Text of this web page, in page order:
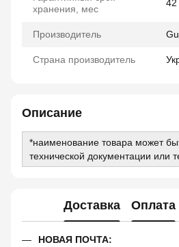
хранения, мес
42
Производитель
Страна производитель
Описание
*наименование товара может
технической документации или
Доставка Оплата
НОВАЯ ПОЧТА: